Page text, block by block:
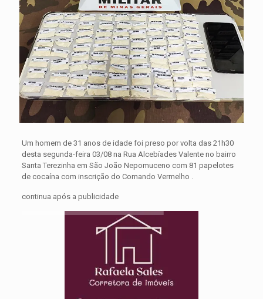
Um homem de 31 anos de idade foi preso por volta das 21h30
desta segunda-feira 03/08 na Rua Alcebíades Valente no bairro
Santa Terezinha em São João Nepomuceno com 81 papelotes
de cocaína com inscrição do Comando Vermelho .
continua após a publicidade